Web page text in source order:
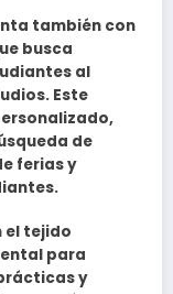
también con
busca
al
Este
de
ferias y
el tejido
para
y